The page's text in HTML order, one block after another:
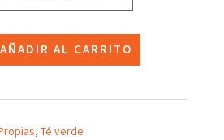
AÑADIR AL CARRITO
, Té verde